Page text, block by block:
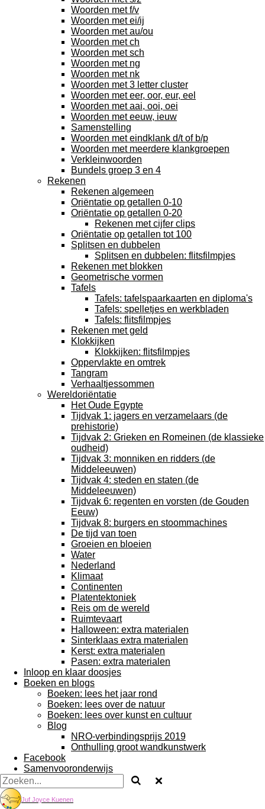
Woorden met f/v
Woorden met ei/ij
Woorden met au/ou
Woorden met ch
Woorden met sch
Woorden met ng
Woorden met nk
Woorden met 3 letter cluster
Woorden met eer, oor, eur, eel
Woorden met aai, ooi, oei
Woorden met eeuw, ieuw
Samenstelling
Woorden met eindklank d/t of b/p
Woorden met meerdere klankgroepen
Verkleinwoorden
Bundels groep 3 en 4
Rekenen
Rekenen algemeen
Oriëntatie op getallen 0-10
Oriëntatie op getallen 0-20
Rekenen met cijfer clips
Oriëntatie op getallen tot 100
Splitsen en dubbelen
Splitsen en dubbelen: flitsfilmpjes
Rekenen met blokken
Geometrische vormen
Tafels
Tafels: tafelspaarkaarten en diploma's
Tafels: spelletjes en werkbladen
Tafels: flitsfilmpjes
Rekenen met geld
Klokkijken
Klokkijken: flitsfilmpjes
Oppervlakte en omtrek
Tangram
Verhaaltjessommen
Wereldoriëntatie
Het Oude Egypte
Tijdvak 1: jagers en verzamelaars (de
prehistorie)
Tijdvak 2: Grieken en Romeinen (de klassieke
oudheid)
Tijdvak 3: monniken en ridders (de
Middeleeuwen)
Tijdvak 4: steden en staten (de
Middeleeuwen)
Tijdvak 6: regenten en vorsten (de Gouden
Eeuw)
Tijdvak 8: burgers en stoommachines
De tijd van toen
Groeien en bloeien
Water
Nederland
Klimaat
Continenten
Platentektoniek
Reis om de wereld
Ruimtevaart
Halloween: extra materialen
Sinterklaas extra materialen
Kerst: extra materialen
Pasen: extra materialen
Inloop en klaar doosjes
Boeken en blogs
Boeken: lees het jaar rond
Boeken: lees over de natuur
Boeken: lees over kunst en cultuur
Blog
NRO-verbindingsprijs 2019
Onthulling groot wandkunstwerk
Facebook
Samenvooronderwijs
Juf Joyce Kuenen